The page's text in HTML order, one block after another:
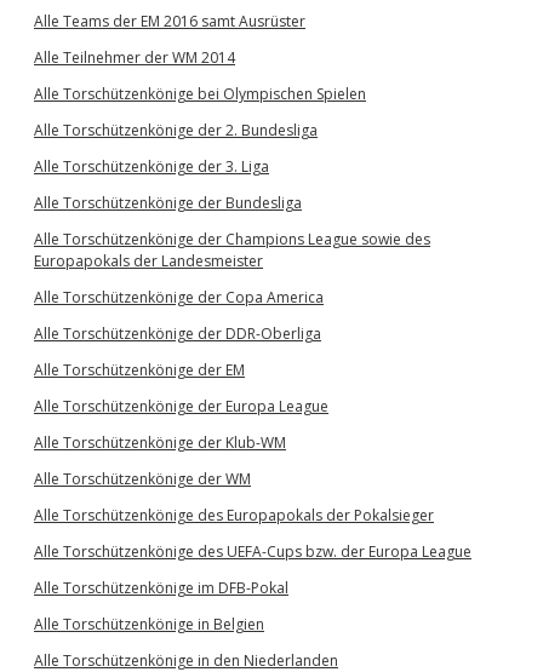
Alle Teams der EM 2016 samt Ausrüster
Alle Teilnehmer der WM 2014
Alle Torschützenkönige bei Olympischen Spielen
Alle Torschützenkönige der 2. Bundesliga
Alle Torschützenkönige der 3. Liga
Alle Torschützenkönige der Bundesliga
Alle Torschützenkönige der Champions League sowie des
Europapokals der Landesmeister
Alle Torschützenkönige der Copa America
Alle Torschützenkönige der DDR-Oberliga
Alle Torschützenkönige der EM
Alle Torschützenkönige der Europa League
Alle Torschützenkönige der Klub-WM
Alle Torschützenkönige der WM
Alle Torschützenkönige des Europapokals der Pokalsieger
Alle Torschützenkönige des UEFA-Cups bzw. der Europa League
Alle Torschützenkönige im DFB-Pokal
Alle Torschützenkönige in Belgien
Alle Torschützenkönige in den Niederlanden